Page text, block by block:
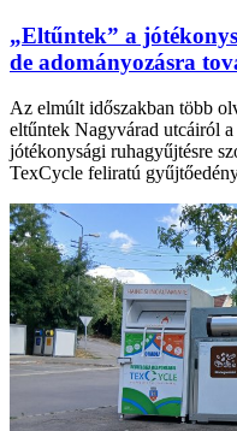
„Eltűntek” a
de adományozásra
Az elmúlt időszakban több
eltűntek Nagyvárad utcáiról
jótékonysági ruhagyűjtésre
TexCycle feliratú